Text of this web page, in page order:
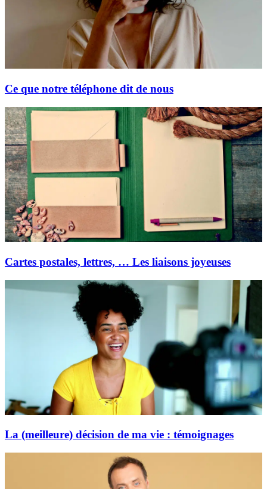
Ce que notre téléphone dit de nous
Cartes postales, lettres, … Les liaisons joyeuses
La (meilleure) décision de ma vie : témoignages